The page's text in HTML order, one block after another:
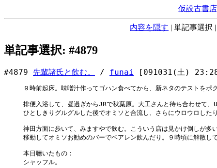
仮設古書店
内容を隠す | 単記事選択
単記事選択: #4879
#4879 先輩諸氏と飲む。 / funai [091031(土)
９時前起床。味噌汁作ってゴハン食べてから、新ネタのテストをポ
排便入浴して、昼過ぎからJRで秋葉原。大工さんと待ち合わせて、
ひとしきりグルグルした後でオミソと合流し、さらにウロウロした
神田方面に歩いて、みますやで飲む。こういう店は見かけ倒しが多
移動してオミソお勧めのバーでベアレン飲んだり。９時頃に解散し
本日聴いたもの：
シャッフル。